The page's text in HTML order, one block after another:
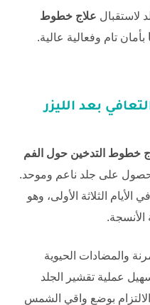
لاستقبال علاج خطوط
بأمان تام وفعالية عالية.
بعد الليزر
خطوط التدخين حول الفم
على جلد ناعم وموحد.
الثلاثة الأولى، وهو
الأنسجة.
والمضادات الحيوية
عملية تقشير الجلد
بوضع واقي الشمس